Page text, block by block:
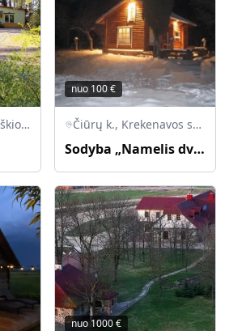
Bygailių k., Karsakiškio sen., LT-38473 Panevėžio r.
nuo 100€
Čiūrų k., Krekenavos sen., LT-38302 Panėvežio r.
Sodyba „Namelis dviems“
nuo1000€